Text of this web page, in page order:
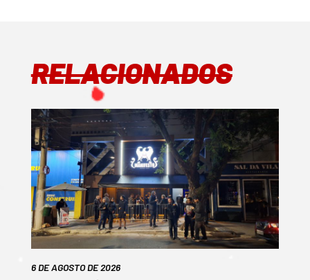
RELACIONADOS
6 DE AGOSTO DE 2026